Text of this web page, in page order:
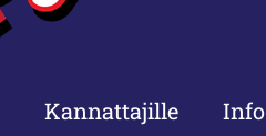
Kannattajille Info